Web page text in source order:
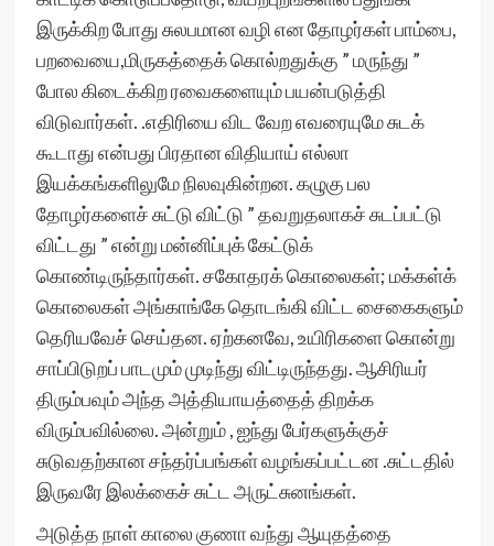
இருக்கிற போது சுலபமான வழி என தோழர்கள் பாம்பை,
பறவையை,மிருகத்தைக் கொல்றதுக்கு ” மருந்து ”
போல கிடைக்கிற ரவைகளையும் பயன்படுத்தி
விடுவார்கள். .எதிரியை விட வேற எவரையுமே சுடக்
கூடாது என்பது பிரதான விதியாய் எல்லா
இயக்கங்களிலுமே நிலவுகின்றன. கழுகு பல
தோழர்களைச் சுட்டு விட்டு ” தவறுதலாகச் சுடப்பட்டு
விட்டது ” என்று மன்னிப்புக் கேட்டுக்
கொண்டிருந்தார்கள். சகோதரக் கொலைகள்; மக்கள்க்
கொலைகள் அங்காங்கே தொடங்கி விட்ட சைகைகளும்
தெரியவேச் செய்தன. ஏற்கனவே, உயிரிகளை கொன்று
சாப்பிடுறப் பாடமும் முடிந்து விட்டிருந்தது. ஆசிரியர்
திரும்பவும் அந்த அத்தியாயத்தைத் திறக்க
விரும்பவில்லை. அன்றும் , ஐந்து பேர்களுக்குச்
சுடுவதற்கான‌ சந்தர்ப்பங்கள் வழங்கப்பட்டன‌ .சுட்டதில்
இருவரே இலக்கைச் சுட்ட அருட்சுனங்கள்.
அடுத்த நாள் காலை குணா வந்து ஆயுதத்தை